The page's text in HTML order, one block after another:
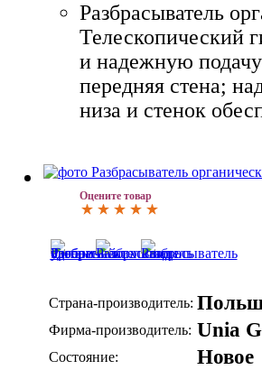
Разбрасыватель
Телескопический
и надежную
передняя стена;
низа и стенок
Оцените товар
Страна-производитель:
Фирма-производитель: Unia
Состояние: Новое